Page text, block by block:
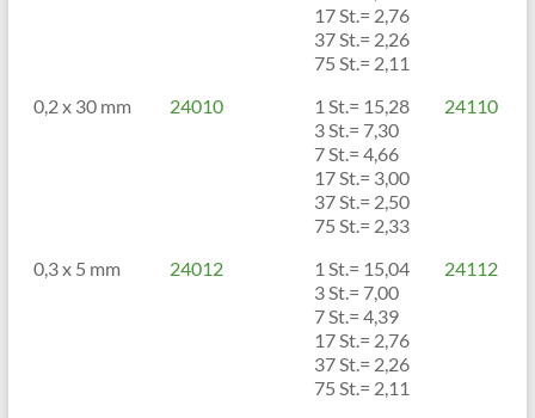
17 St.= 2,76
37 St.= 2,26
75 St.= 2,11
0,2 x 30 mm
24010
1 St.= 15,28
3 St.= 7,30
7 St.= 4,66
17 St.= 3,00
37 St.= 2,50
75 St.= 2,33
24110
0,3 x 5 mm 24012
1 St.= 15,04
3 St.= 7,00
7 St.= 4,39
17 St.= 2,76
37 St.= 2,26
75 St.= 2,11
24112